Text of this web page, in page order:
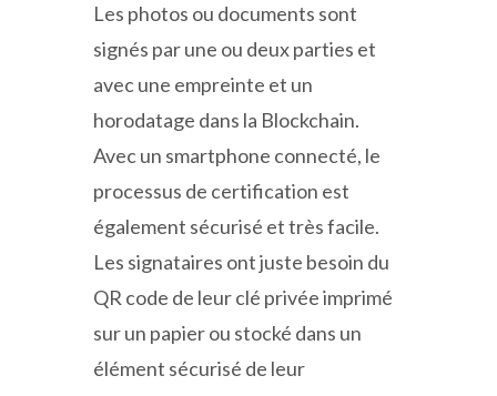
Les photos ou documents sont
signés par une ou deux parties et
avec une empreinte et un
horodatage dans la Blockchain.
Avec un smartphone connecté, le
processus de certification est
également sécurisé et très facile.
Les signataires ont juste besoin du
QR code de leur clé privée imprimé
sur un papier ou stocké dans un
élément sécurisé de leur